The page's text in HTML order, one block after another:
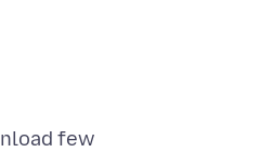
few